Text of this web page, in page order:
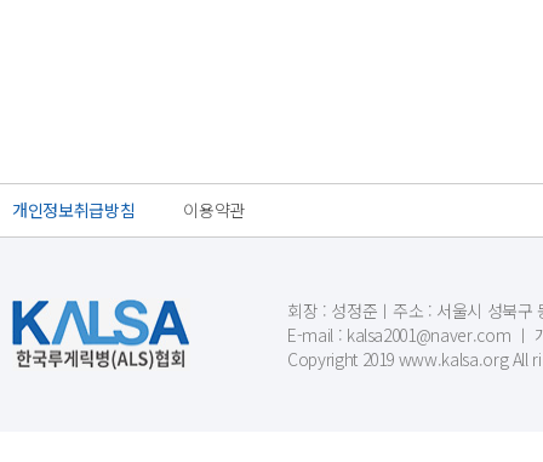
개인정보취급방침 이용약관
회장 : 성정준ㅣ주소 : 서울시 성북구
E-mail : kalsa2001@naver.com ㅣ
Copyright 2019 www.kalsa.org All